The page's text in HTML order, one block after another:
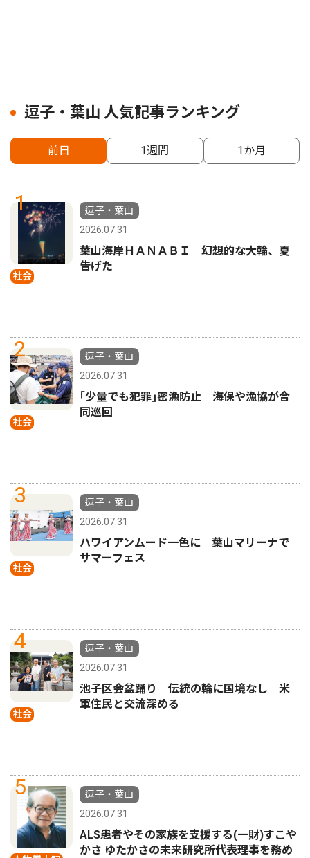
逗子・葉山 人気記事ランキング
前日 1週間 1か月
1
社会
逗子・葉山
2026.07.31
葉山海岸ＨＡＮＡＢＩ 幻想的な大輪、夏
告げた
2
社会
逗子・葉山
2026.07.31
｢少量でも犯罪｣密漁防止 海保や漁協が合
同巡回
3
社会
逗子・葉山
2026.07.31
ハワイアンムード一色に 葉山マリーナで
サマーフェス
4
社会
逗子・葉山
2026.07.31
池子区会盆踊り 伝統の輪に国境なし 米
軍住民と交流深める
5
逗子・葉山
2026.07.31
ALS患者やその家族を支援する(一財)すこや
かさ ゆたかさの未来研究所代表理事を務め